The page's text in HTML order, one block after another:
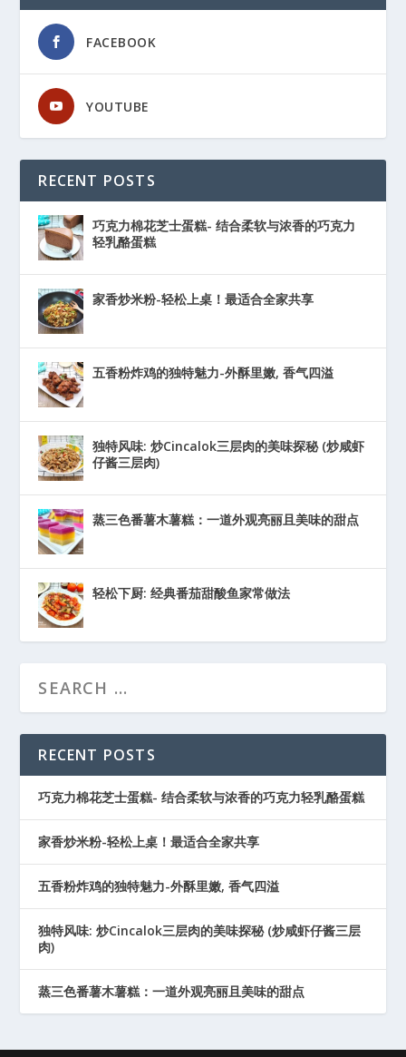
FACEBOOK
YOUTUBE
RECENT POSTS
巧克力棉花芝士蛋糕- 结合柔软与浓香的巧克力
轻乳酪蛋糕
家香炒米粉-轻松上桌！最适合全家共享
五香粉炸鸡的独特魅力-外酥里嫩, 香气四溢
独特风味: 炒Cincalok三层肉的美味探秘 (炒咸虾
仔酱三层肉)
蒸三色番薯木薯糕：一道外观亮丽且美味的甜点
轻松下厨: 经典番茄甜酸鱼家常做法
RECENT POSTS
巧克力棉花芝士蛋糕- 结合柔软与浓香的巧克力轻乳酪蛋糕
家香炒米粉-轻松上桌！最适合全家共享
五香粉炸鸡的独特魅力-外酥里嫩, 香气四溢
独特风味: 炒Cincalok三层肉的美味探秘 (炒咸虾仔酱三层
肉)
蒸三色番薯木薯糕：一道外观亮丽且美味的甜点